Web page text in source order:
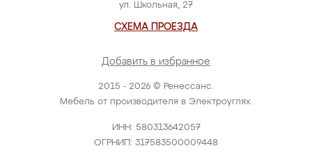
2015 - 2026 © Ренессанс.
Мебель от производителя в Электроуглях.
ИНН: 580313642057
ОГРНИП: 317583500009448
ул. Школьная, 27
СХЕМА ПРОЕЗДА
Добавить в избранное